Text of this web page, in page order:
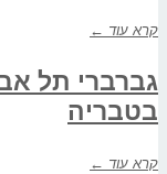
קרא עוד ←
גברברי תל
בטבריה
קרא עוד ←